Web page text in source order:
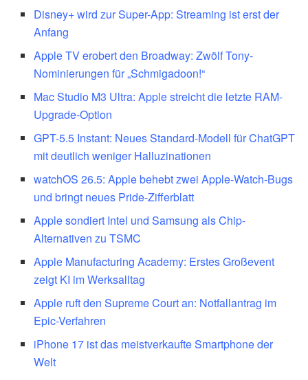
Disney+ wird zur Super-App: Streaming ist erst der
Anfang
Apple TV erobert den Broadway: Zwölf Tony-
Nominierungen für „Schmigadoon!“
Mac Studio M3 Ultra: Apple streicht die letzte RAM-
Upgrade-Option
GPT-5.5 Instant: Neues Standard-Modell für ChatGPT
mit deutlich weniger Halluzinationen
watchOS 26.5: Apple behebt zwei Apple-Watch-Bugs
und bringt neues Pride-Zifferblatt
Apple sondiert Intel und Samsung als Chip-
Alternativen zu TSMC
Apple Manufacturing Academy: Erstes Großevent
zeigt KI im Werksalltag
Apple ruft den Supreme Court an: Notfallantrag im
Epic-Verfahren
iPhone 17 ist das meistverkaufte Smartphone der
Welt